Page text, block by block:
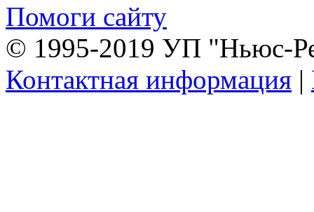
Помоги сайту
© 1995-2019 УП "Ньюс-
Контактная информация |